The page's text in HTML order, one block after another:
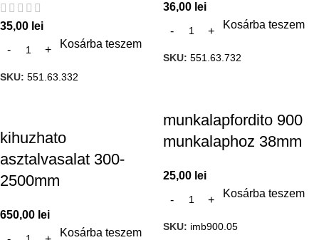
35,00 lei
Kosárba teszem
SKU: 551.63.332
36,00 lei
Kosárba teszem
SKU: 551.63.732
kihuzhato
asztalvasalat 300-
2500mm
650,00 lei
Kosárba teszem
munkalapfordito 900
munkalaphoz 38mm
25,00 lei
Kosárba teszem
SKU: imb900.05